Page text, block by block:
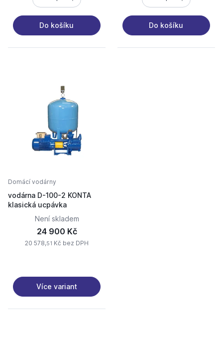
Do košíku Do košíku
Domácí vodárny
vodárna D-100-2 KONTA
klasická ucpávka
Není skladem
24 900 Kč
20 578,51 Kč bez DPH
Více variant